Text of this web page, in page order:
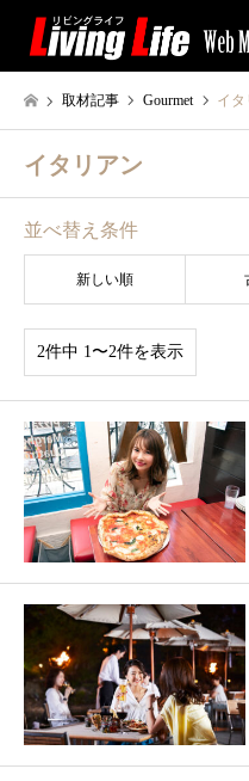
取材記事 Gourmet イタ
イタリアン
並べ替え条件
新しい順
2件中 1〜2件を表示